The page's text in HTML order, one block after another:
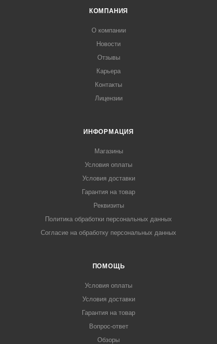
КОМПАНИЯ
О компании
Новости
Отзывы
Карьера
Контакты
Лицензии
ИНФОРМАЦИЯ
Магазины
Условия оплаты
Условия доставки
Гарантия на товар
Реквизиты
Политика обработки персональных данных
Согласие на обработку персональных данных
ПОМОЩЬ
Условия оплаты
Условия доставки
Гарантия на товар
Вопрос-ответ
Обзоры